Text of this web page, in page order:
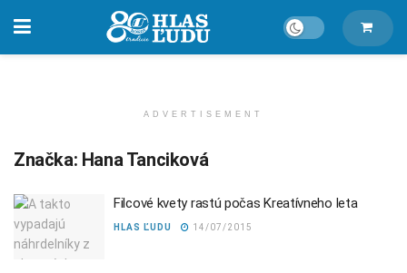
ADVERTISEMENT
Značka: Hana Tanciková
Filcové kvety rastú počas Kreatívneho leta
HLAS ĽUDU 14/07/2015